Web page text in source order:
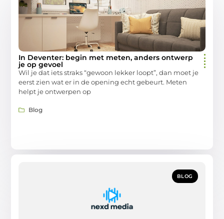
In Deventer: begin met meten, anders ontwerp
je op gevoel
Wil je dat iets straks “gewoon lekker loopt”, dan moet je
eerst zien wat er in de opening echt gebeurt. Meten
helpt je ontwerpen op
Blog
BLOG